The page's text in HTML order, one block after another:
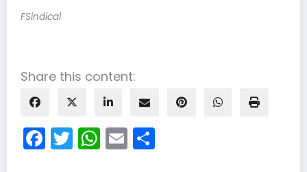
FSindical
Share this content:
Facebook
Twitter
WhatsApp
Email